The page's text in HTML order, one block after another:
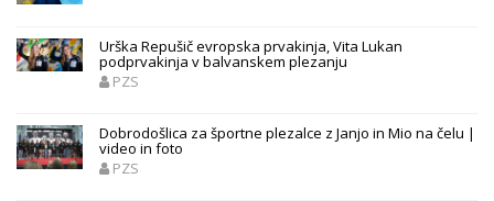
Urška Repušič evropska prvakinja, Vita Lukan
podprvakinja v balvanskem plezanju
PZS
Dobrodošlica za športne plezalce z Janjo in Mio na čelu |
video in foto
PZS